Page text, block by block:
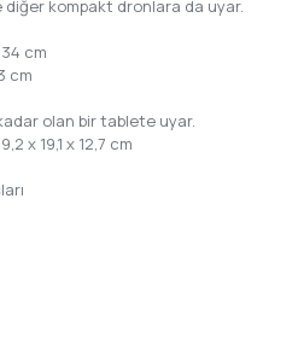
kompakt dronlara da uyar.
cm
cm
olan bir tablete uyar.
x 19,1 x 12,7 cm